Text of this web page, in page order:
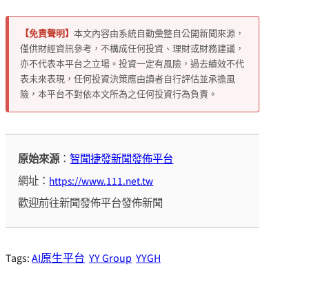
【免責聲明】 本文內容由系統自動彙整自公開新聞來源，
僅供財經資訊參考，不構成任何投資、理財或財務建議，
亦不代表本平台之立場。投資一定有風險，過去績效不代
表未來表現，任何投資決策應由讀者自行評估並承擔風
險，本平台不對依本文所為之任何投資行為負責。
原始來源：智聞捷發新聞發佈平台
網址： https://www.111.net.tw
歡迎前往新聞發佈平台發佈新聞
Tags:AI原生平台 YY Group YYGH